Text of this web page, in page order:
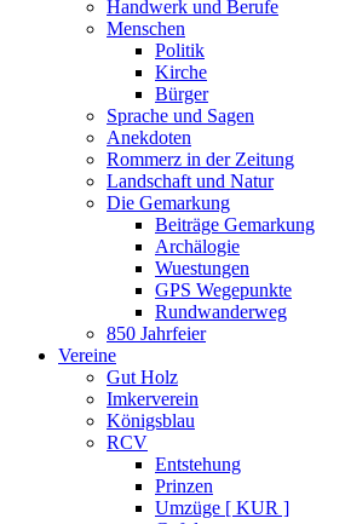
Handwerk und Berufe
Menschen
Politik
Kirche
Bürger
Sprache und Sagen
Anekdoten
Rommerz in der Zeitung
Landschaft und Natur
Die Gemarkung
Beiträge Gemarkung
Archälogie
Wuestungen
GPS Wegepunkte
Rundwanderweg
850 Jahrfeier
Vereine
Gut Holz
Imkerverein
Königsblau
RCV
Entstehung
Prinzen
Umzüge [ KUR ]